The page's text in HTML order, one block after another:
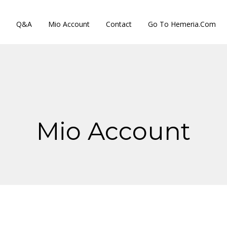
Q&A Mio Account Contact Go To Hemeria.com
Mio Account